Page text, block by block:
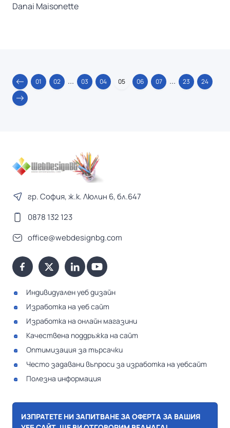
Danai Maisonette
01 02 ... 03 04 05 06 07 ... 23 24
гр. София, ж.к. Люлин 6, бл.647
0878 132 123
office@webdesignbg.com
Индивидуален уеб дизайн
Изработка на уеб сайт
Изработка на онлайн магазини
Качествена поддръжка на сайт
Оптимизация за търсачки
Често задавани въпроси за изработка на уебсайт
Полезна информация
ИЗПРАТЕТЕ НИ ЗАПИТВАНЕ ЗА ОФЕРТА ЗА ВАШИЯ